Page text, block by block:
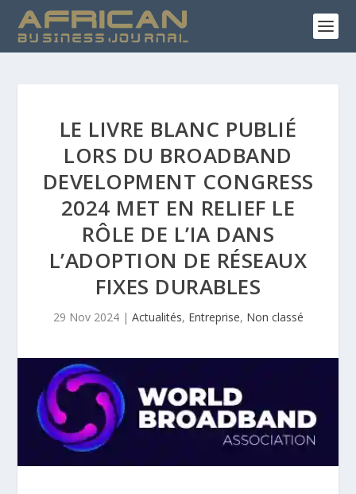
LE LIVRE BLANC PUBLIÉ
LORS DU BROADBAND
DEVELOPMENT CONGRESS
2024 MET EN RELIEF LE
RÔLE DE L’IA DANS
L’ADOPTION DE RÉSEAUX
FIXES DURABLES
29 Nov 2024| Actualités, Entreprise, Non classé